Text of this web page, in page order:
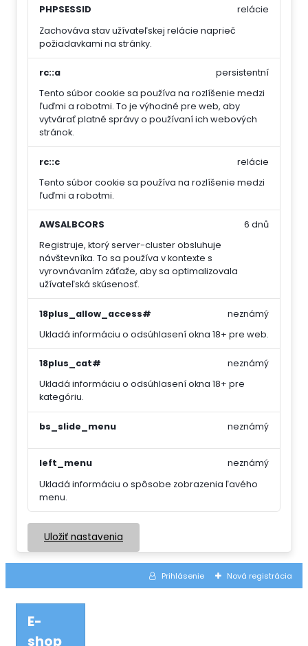
PHPSESSID
Zachováva stav užívateľskej relácie naprieč
požiadavkami na stránky.
relácie
rc::a
Tento súbor cookie sa používa na rozlíšenie medzi
ľuďmi a robotmi. To je výhodné pre web, aby
vytvárať platné správy o používaní ich webových
stránok.
persistentní
rc::c
Tento súbor cookie sa používa na rozlíšenie medzi
ľuďmi a robotmi.
relácie
AWSALBCORS
Registruje, ktorý server-cluster obsluhuje
návštevníka. To sa používa v kontexte s
vyrovnávaním záťaže, aby sa optimalizovala
užívateľská skúsenosť.
6 dnů
18plus_allow_access#
Ukladá informáciu o odsúhlasení okna 18+ pre web.
neznámý
18plus_cat#
Ukladá informáciu o odsúhlasení okna 18+ pre
kategóriu.
neznámý
bs_slide_menu neznámý
left_menu
Ukladá informáciu o spôsobe zobrazenia ľavého
menu.
neznámý
Uložiť nastavenia
Prihlásenie Nová registrácia
E-
shop